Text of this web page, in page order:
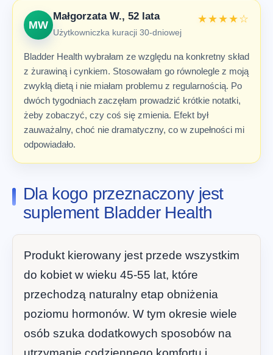
MW
Małgorzata W., 52 lata
Użytkowniczka kuracji 30-dniowej
★★★★☆
Bladder Health wybrałam ze względu na konkretny skład
z żurawiną i cynkiem. Stosowałam go równolegle z moją
zwykłą dietą i nie miałam problemu z regularnością. Po
dwóch tygodniach zaczęłam prowadzić krótkie notatki,
żeby zobaczyć, czy coś się zmienia. Efekt był
zauważalny, choć nie dramatyczny, co w zupełności mi
odpowiadało.
Dla kogo przeznaczony jest
suplement Bladder Health
Produkt kierowany jest przede wszystkim
do kobiet w wieku 45-55 lat, które
przechodzą naturalny etap obniżenia
poziomu hormonów. W tym okresie wiele
osób szuka dodatkowych sposobów na